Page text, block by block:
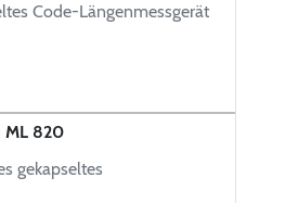
Code-Längenmessgerät
ML 820
gekapseltes